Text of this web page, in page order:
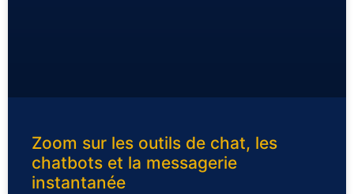
Zoom sur les outils de chat, les
chatbots et la messagerie
instantanée